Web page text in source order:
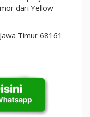
dari Yellow
Timur 68161